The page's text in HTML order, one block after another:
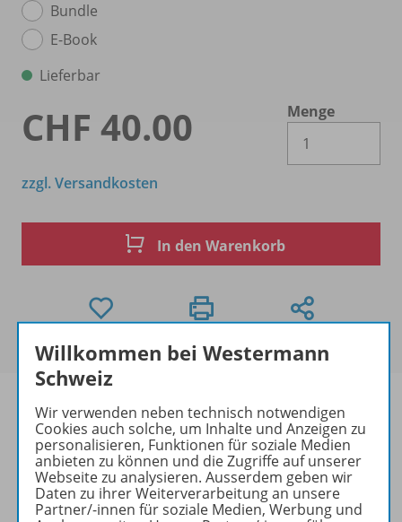
Bundle
E-Book
Lieferbar
CHF 40.00
Menge
zzgl. Versandkosten
In den Warenkorb
Produktinformationen
Willkommen bei Westermann
Schweiz
Wir verwenden neben technisch notwendigen
Cookies auch solche, um Inhalte und Anzeigen zu
personalisieren, Funktionen für soziale Medien
anbieten zu können und die Zugriffe auf unserer
Webseite zu analysieren. Ausserdem geben wir
Daten zu ihrer Weiterverarbeitung an unsere
Partner/-innen für soziale Medien, Werbung und